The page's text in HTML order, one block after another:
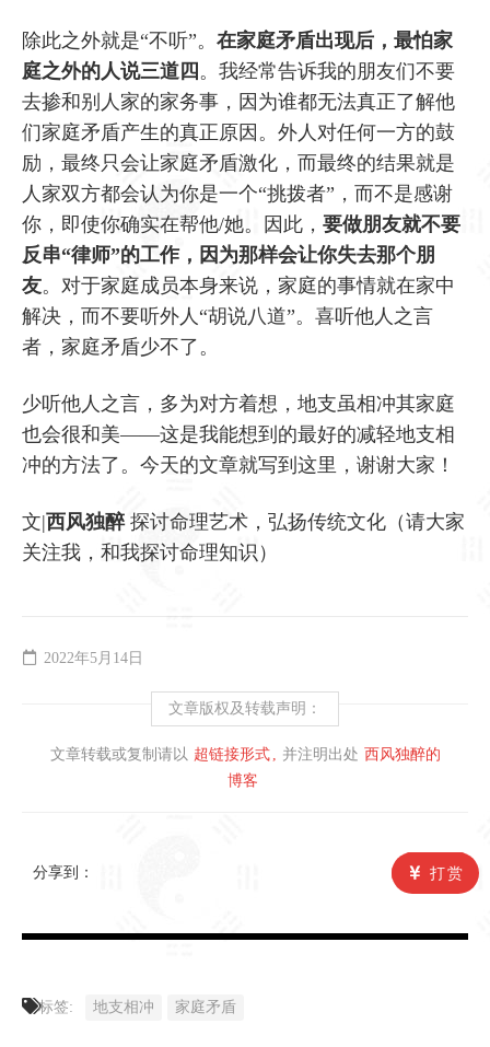
除此之外就是“不听”。 在家庭矛盾出现后，最怕家
庭之外的人说三道四 。我经常告诉我的朋友们不要
去掺和别人家的家务事，因为谁都无法真正了解他
们家庭矛盾产生的真正原因。外人对任何一方的鼓
励，最终只会让家庭矛盾激化，而最终的结果就是
人家双方都会认为你是一个“挑拨者”，而不是感谢
你，即使你确实在帮他/她。因此， 要做朋友就不要
反串“律师”的工作，因为那样会让你失去那个朋
友。对于家庭成员本身来说，家庭的事情就在家中
解决，而不要听外人“胡说八道”。喜听他人之言
者，家庭矛盾少不了。
少听他人之言，多为对方着想，地支虽相冲其家庭
也会很和美——这是我能想到的最好的减轻地支相
冲的方法了。今天的文章就写到这里，谢谢大家！
文|西风独醉探讨命理艺术，弘扬传统文化（请大家
关注我，和我探讨命理知识）
2022年5月14日
文章版权及转载声明：
文章转载或复制请以 超链接形式 并注明出处 西风独醉的
博客
分享到： 打赏
标签: 地支相冲 家庭矛盾